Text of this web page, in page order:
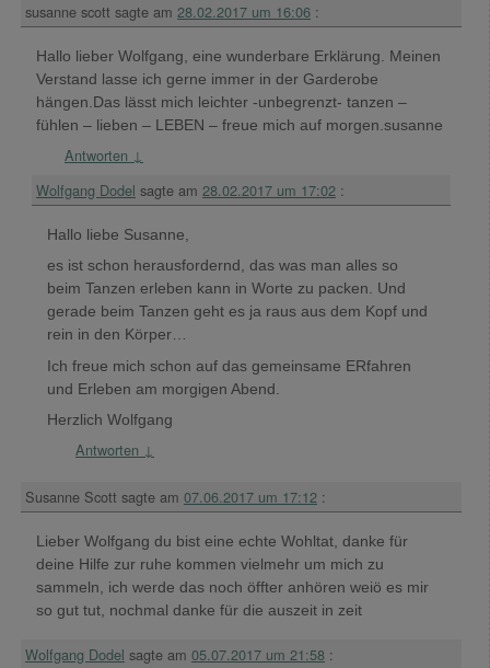
susanne scott sagte am 28.02.2017 um 16:06 :
Hallo lieber Wolfgang, eine wunderbare Erklärung. Meinen
Verstand lasse ich gerne immer in der Garderobe
hängen.Das lässt mich leichter -unbegrenzt- tanzen –
fühlen – lieben – LEBEN – freue mich auf morgen.susanne
Antworten ↓
Wolfgang Dodel sagte am 28.02.2017 um 17:02 :
Hallo liebe Susanne,
es ist schon herausfordernd, das was man alles so
beim Tanzen erleben kann in Worte zu packen. Und
gerade beim Tanzen geht es ja raus aus dem Kopf und
rein in den Körper…
Ich freue mich schon auf das gemeinsame ERfahren
und Erleben am morgigen Abend.
Herzlich Wolfgang
Antworten ↓
Susanne Scott sagte am 07.06.2017 um 17:12 :
Lieber Wolfgang du bist eine echte Wohltat, danke für
deine Hilfe zur ruhe kommen vielmehr um mich zu
sammeln, ich werde das noch öffter anhören weiö es mir
so gut tut, nochmal danke für die auszeit in zeit
Wolfgang Dodel sagte am 05.07.2017 um 21:58 :